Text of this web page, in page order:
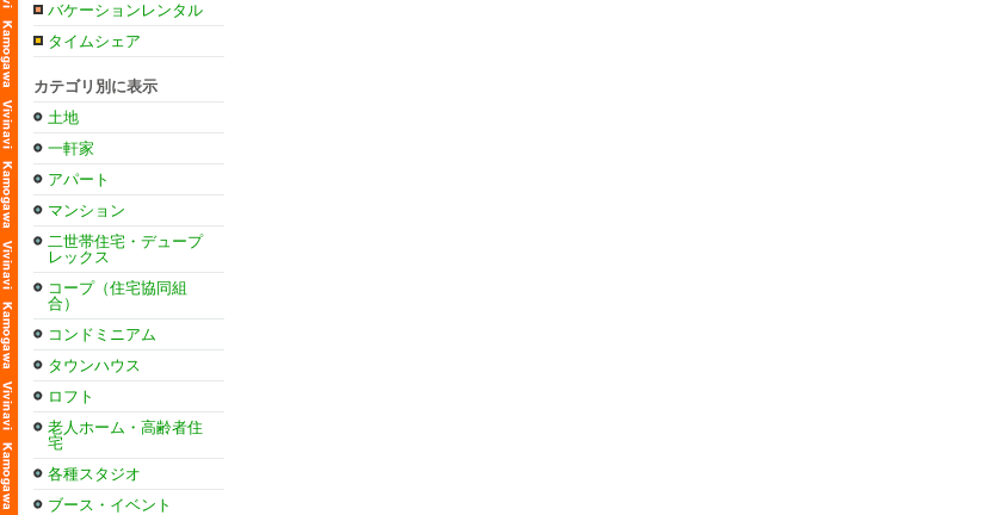
バケーションレンタル
タイムシェア
カテゴリ別に表示
土地
一軒家
アパート
マンション
二世帯住宅・デュープ
レックス
コープ（住宅協同組
合）
コンドミニアム
タウンハウス
ロフト
老人ホーム・高齢者住
宅
各種スタジオ
ブース・イベント